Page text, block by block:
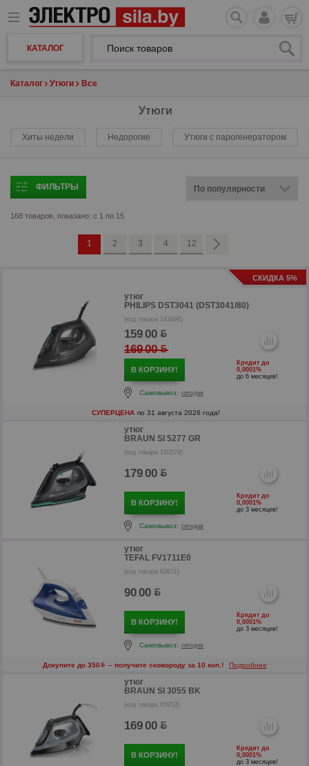
КАТАЛОГ
Каталог Утюги Все
Утюги
Хиты недели Недорогие Утюги с парогенератором
ФИЛЬТРЫ
168 товаров, показано: с 1 по 15
1 2 3 4 12
СКИДКА 5%
утюг
PHILIPS DST3041 (DST3041/80)
(код товара 143698)
159.00
р
169.00
В КОРЗИНУ!
Кредит до
0,0001%
до 6 месяцев!
Самовывоз: сегодня
СУПЕРЦЕНА по 31 августа 2026 года!
утюг
BRAUN SI 5277 GR
(код товара 150579)
179.00
В КОРЗИНУ!
Кредит до
0,0001%
до 3 месяцев!
Самовывоз: сегодня
утюг
TEFAL FV1711E0
(код товара 83621)
90.00
В КОРЗИНУ!
Кредит до
0,0001%
до 3 месяцев!
Самовывоз: сегодня
Докупите до 350 – получите сковороду за 10 коп.! Подробнее
утюг
BRAUN SI 3055 BK
(код товара 95953)
169.00
В КОРЗИНУ!
Кредит до
0,0001%
до 3 месяцев!